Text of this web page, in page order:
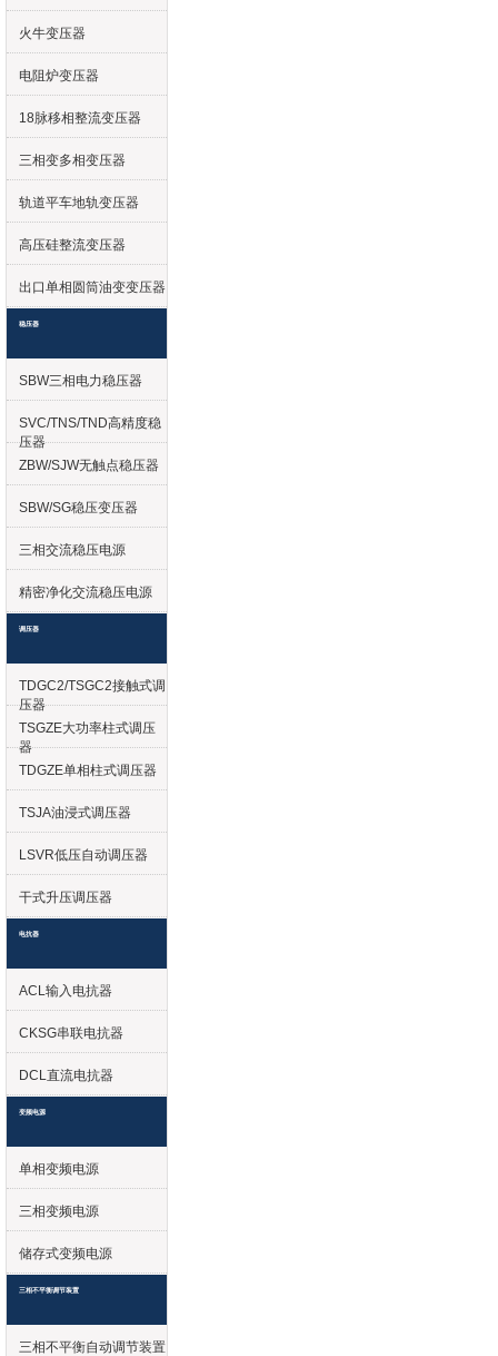
火牛变压器
电阻炉变压器
18脉移相整流变压器
三相变多相变压器
轨道平车地轨变压器
高压硅整流变压器
出口单相圆筒油变变压器
稳压器
SBW三相电力稳压器
SVC/TNS/TND高精度稳
压器
ZBW/SJW无触点稳压器
SBW/SG稳压变压器
三相交流稳压电源
精密净化交流稳压电源
调压器
TDGC2/TSGC2接触式调
压器
TSGZE大功率柱式调压
器
TDGZE单相柱式调压器
TSJA油浸式调压器
LSVR低压自动调压器
干式升压调压器
电抗器
ACL输入电抗器
CKSG串联电抗器
DCL直流电抗器
变频电源
单相变频电源
三相变频电源
储存式变频电源
三相不平衡调节装置
三相不平衡自动调节装置